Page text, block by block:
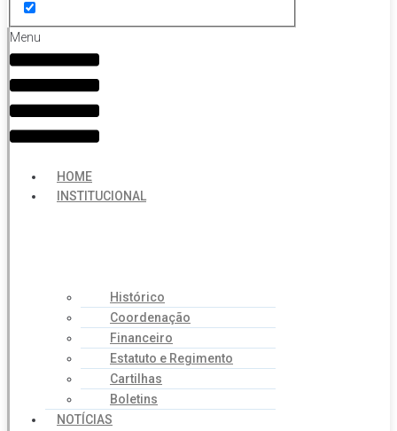
Menu
HOME
INSTITUCIONAL
Histórico
Coordenação
Financeiro
Estatuto e Regimento
Cartilhas
Boletins
NOTÍCIAS